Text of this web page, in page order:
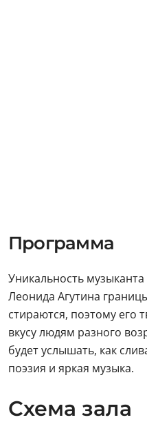
Программа
Уникальность
Леонида Агутина
стираются, поэтому его
вкусу людям разного
будет услышать, как
поэзия и яркая музыка.
Схема зала